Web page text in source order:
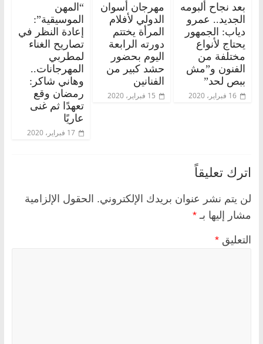
بعد نجاح ألبومه
الجديد.. عمرو
دياب: الجمهور
يحتاج لأنواع
مختلفة من
الفنون و”مش
ببص لحد”
16 فبراير، 2020
مهرجان أسوان
الدولي لأفلام
المرأة يختتم
دورته الرابعة
اليوم بحضور
حشد كبير من
الفنانين
15 فبراير، 2020
“المهن
الموسيقية”:
إعادة النظر في
تصاريح الغناء
لمطربي
المهرجانات..
وهاني شاكر:
رمضان وقع
تعهدًا ثم غنى
عاريًا
17 فبراير، 2020
اترك تعليقاً
لن يتم نشر عنوان بريدك الإلكتروني. الحقول الإلزامية
مشار إليها بـ *
التعليق *